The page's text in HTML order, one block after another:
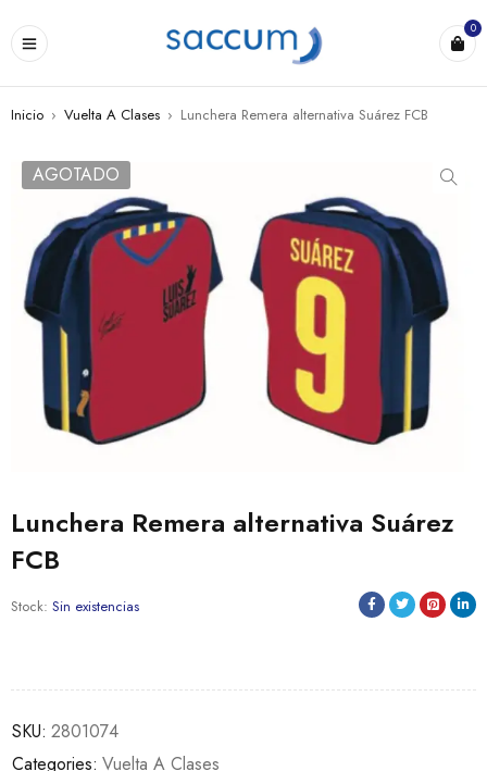
0
Inicio › Vuelta A Clases › Lunchera Remera alternativa Suárez FCB
AGOTADO
Lunchera Remera alternativa Suárez
FCB
Stock: Sin existencias
SKU: 2801074
Categories: Vuelta A Clases